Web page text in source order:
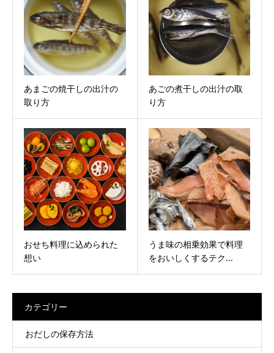
あまごの焼干しの出汁の
取り方
あごの煮干しの出汁の取
り方
おせち料理に込められた
想い
うま味の相乗効果で料理
をおいしくするテク...
カテゴリー
おだしの保存方法